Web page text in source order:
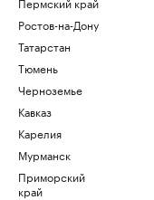
Ростов-на-Дону
Татарстан
Тюмень
Черноземье
Кавказ
Карелия
Мурманск
Приморский
край